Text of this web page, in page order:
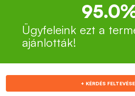
Ügyfeleink ezt a
ajánlották!
+ KÉRDÉS FELTEVÉSE